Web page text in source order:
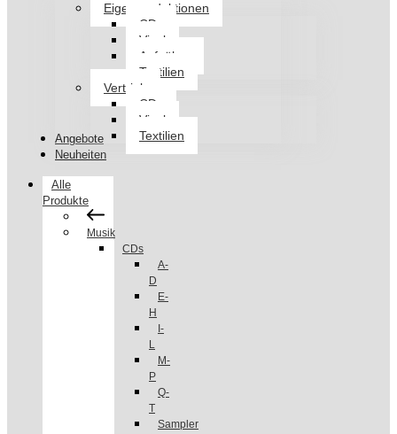
Eigenproduktionen
CDs
Vinyl
Aufnäher
Textilien
Vertrieb
CDs
Vinyl
Textilien
Angebote
Neuheiten
Alle
Produkte
Musik
CDs
A-
D
E-
H
I-
L
M-
P
Q-
T
Sampler